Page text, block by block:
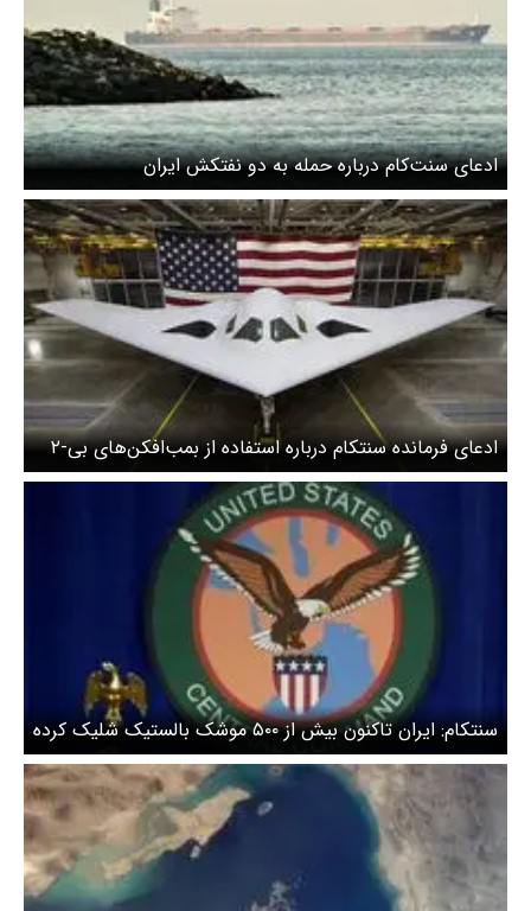
ادعای سنت‌کام درباره حمله به دو نفتکش ایران
ادعای فرمانده سنتکام درباره استفاده از بمب‌افکن‌های بی-۲
در ایران
سنتکام: ایران تاکنون بیش از ۵۰۰ موشک بالستیک شلیک کرده
است